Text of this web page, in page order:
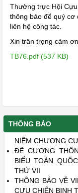
Thường trực Hội
thông báo để quý cơ
liên hệ công tác.
Xin trân trọng cảm
TB76.pdf (537 KB)
THÔNG BÁO
MỘT SỐ NỘI
NIỆM CHƯƠNG
ĐỀ CƯƠNG
BIỂU TOÀN
THỨ VII
THÔNG BÁO VỀ
CỰU CHIẾN BINH